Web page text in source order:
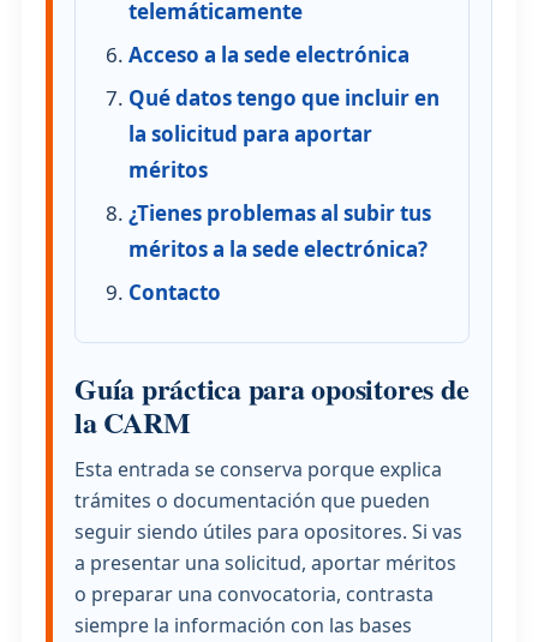
telemáticamente
Acceso a la sede electrónica
Qué datos tengo que incluir en
la solicitud para aportar
méritos
¿Tienes problemas al subir tus
méritos a la sede electrónica?
Contacto
Guía práctica para opositores de
la CARM
Esta entrada se conserva porque explica
trámites o documentación que pueden
seguir siendo útiles para opositores. Si vas
a presentar una solicitud, aportar méritos
o preparar una convocatoria, contrasta
siempre la información con las bases